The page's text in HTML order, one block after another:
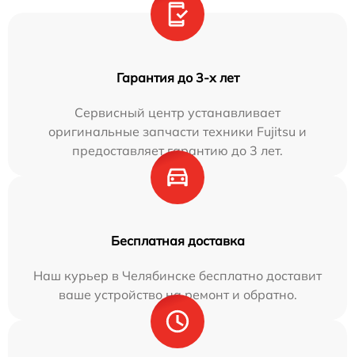
Гарантия до 3-х лет
Сервисный центр устанавливает
оригинальные запчасти техники Fujitsu и
предоставляет гарантию до 3 лет.
Бесплатная доставка
Наш курьер в Челябинске бесплатно доставит
ваше устройство на ремонт и обратно.